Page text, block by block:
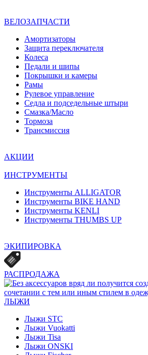
ВЕЛОЗАПЧАСТИ
Амортизаторы
Защита переключателя
Колеса
Педали и шипы
Покрышки и камеры
Рамы
Рулевое управление
Седла и подседельные штыри
Смазка/Масло
Тормоза
Трансмиcсия
АКЦИИ
ИНСТРУМЕНТЫ
Инструменты ALLIGATOR
Инструменты BIKE HAND
Инструменты KENLI
Инструменты THUMBS UP
ЭКИПИРОВКА
РАСПРОДАЖА
ЛЫЖИ
Лыжи STC
Лыжи Vuokatti
Лыжи Tisa
Лыжи ONSKI